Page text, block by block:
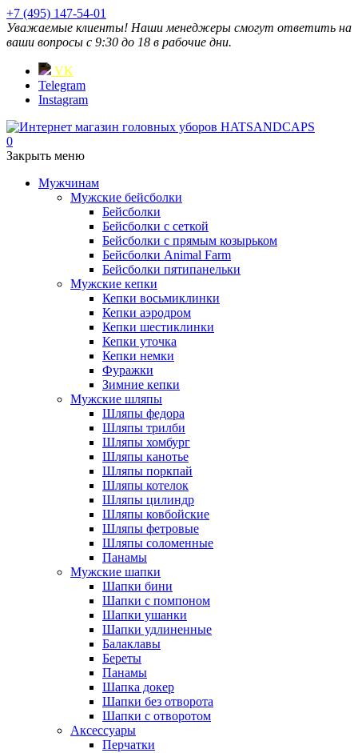
+7 (495) 147-54-01
Уважаемые клиенты! Наши менеджеры смогут ответить на
ваши вопросы с 9:30 до 18 в рабочие дни.
VK
Telegram
Instagram
0
Закрыть меню
Мужчинам
Мужские бейсболки
Бейсболки
Бейсболки с сеткой
Бейсболки с прямым козырьком
Бейсболки Animal Farm
Бейсболки пятипанельки
Мужские кепки
Кепки восьмиклинки
Кепки аэродром
Кепки шестиклинки
Кепки уточка
Кепки немки
Фуражки
Зимние кепки
Мужские шляпы
Шляпы федора
Шляпы трилби
Шляпы хомбург
Шляпы канотье
Шляпы поркпай
Шляпы котелок
Шляпы цилиндр
Шляпы ковбойские
Шляпы фетровые
Шляпы соломенные
Панамы
Мужские шапки
Шапки бини
Шапки с помпоном
Шапки ушанки
Шапки удлиненные
Балаклавы
Береты
Панамы
Шапка докер
Шапки без отворота
Шапки с отворотом
Аксессуары
Перчатки